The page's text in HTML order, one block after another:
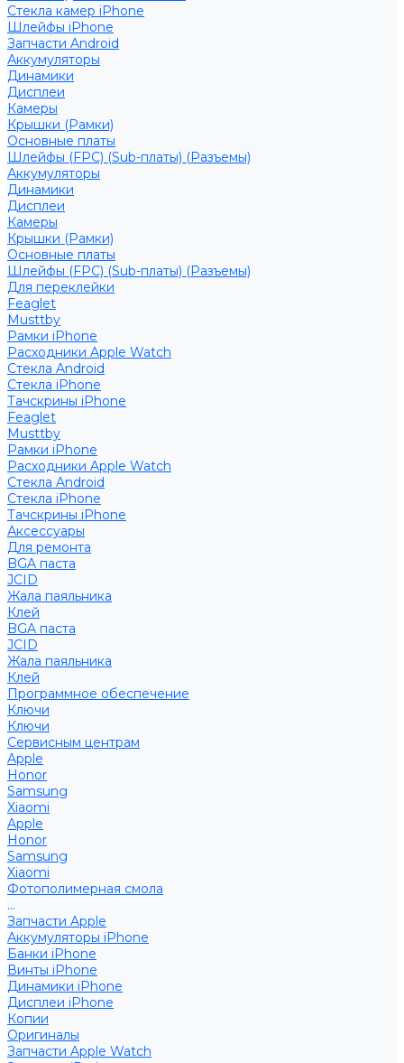
Стекла камер iPhone
Шлейфы iPhone
Запчасти Android
Аккумуляторы
Динамики
Дисплеи
Камеры
Крышки (Рамки)
Основные платы
Шлейфы (FPC) (Sub-платы) (Разъемы)
Аккумуляторы
Динамики
Дисплеи
Камеры
Крышки (Рамки)
Основные платы
Шлейфы (FPC) (Sub-платы) (Разъемы)
Для переклейки
Feaglet
Musttby
Рамки iPhone
Расходники Apple Watch
Стекла Android
Стекла iPhone
Тачскрины iPhone
Feaglet
Musttby
Рамки iPhone
Расходники Apple Watch
Стекла Android
Стекла iPhone
Тачскрины iPhone
Аксессуары
Для ремонта
BGA паста
JCID
Жала паяльника
Клей
BGA паста
JCID
Жала паяльника
Клей
Программное обеспечение
Ключи
Ключи
Сервисным центрам
Apple
Honor
Samsung
Xiaomi
Apple
Honor
Samsung
Xiaomi
Фотополимерная смола
...
Запчасти Apple
Аккумуляторы iPhone
Банки iPhone
Винты iPhone
Динамики iPhone
Дисплеи iPhone
Копии
Оригиналы
Запчасти Apple Watch